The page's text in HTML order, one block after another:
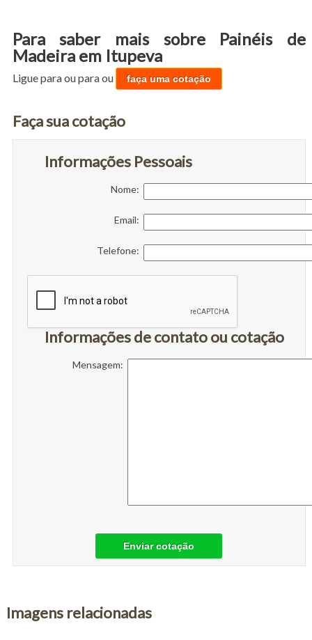
Para saber mais sobre Painéis de
Madeira em Itupeva
Ligue paraou paraou faça uma cotação
Faça sua cotação
Informações Pessoais
Nome:
Email:
Telefone:
Informações de contato ou cotação
Mensagem:
Enviar cotação
Imagens relacionadas